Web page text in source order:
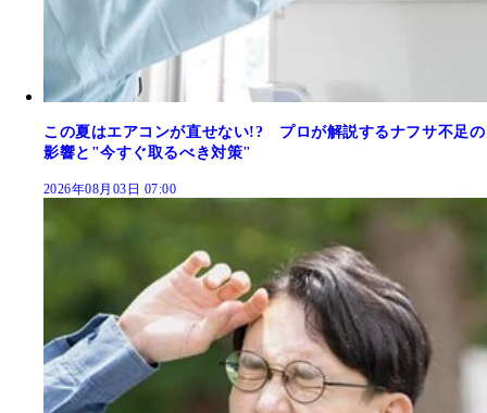
この夏はエアコンが直せない!? プロが解説するナフサ不足の
影響と"今すぐ取るべき対策"
2026年08月03日 07:00